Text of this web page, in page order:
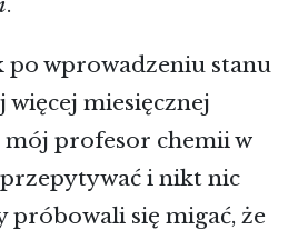
po wprowadzeniu stanu
miesięcznej
mój profesor chemii w
przepytywać i nikt nic
próbowali się migać, że